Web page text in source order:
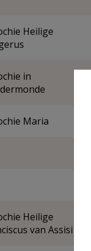
Heilige
in
Maria
Heilige
van Assisi